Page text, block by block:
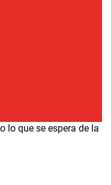
lo que se espera de la